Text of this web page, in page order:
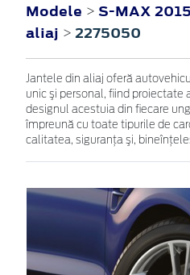
Modele > S-MAX 2015
aliaj > 2275050
Jantele din aliaj oferă
unic şi personal, fiind
designul acestuia din fiecare
împreună cu toate tipurile de
calitatea, siguranţa şi,